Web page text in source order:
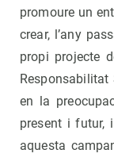
promoure un
crear, l’any
propi projecte
en la
present i futur,
aquesta